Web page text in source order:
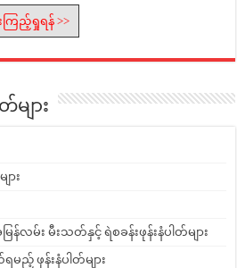
းကြည့်ရှုရန် >>
ျား
ား
လမ်း မီးသတ်နှင့် ရဲစခန်းဖုန်းနံပါတ်များ
ည့် ဖုန်းနံပါတ်များ